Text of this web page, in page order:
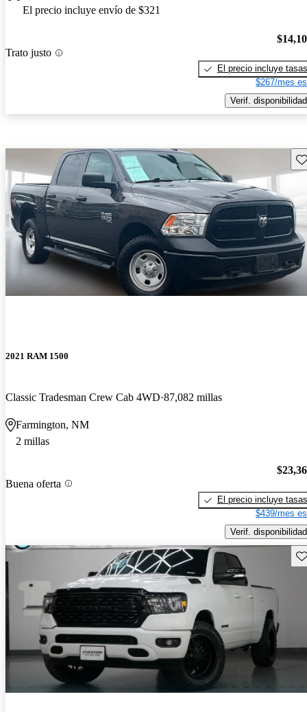
El precio incluye envío de $321
Trato justo
El precio incluye tasas
$267/mes
Verif. disponibilidad
2021 RAM 1500
Classic Tradesman Crew Cab 4WD 87,082 millas
Farmington, NM
2 millas
Buena oferta
El precio incluye tasas
$439/mes
Verif. disponibilidad